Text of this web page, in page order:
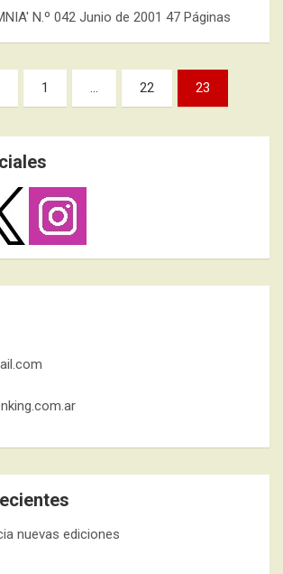
N.º 042 Junio de 2001 47 Páginas
1 … 22 23
nuevas ediciones